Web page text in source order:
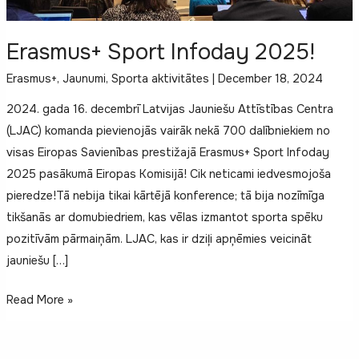
Erasmus+ Sport Infoday 2025!
Erasmus+, Jaunumi, Sporta aktivitātes | December 18, 2024
2024. gada 16. decembrī Latvijas Jauniešu Attīstības Centra
(LJAC) komanda pievienojās vairāk nekā 700 dalībniekiem no
visas Eiropas Savienības prestižajā Erasmus+ Sport Infoday
2025 pasākumā Eiropas Komisijā! Cik neticami iedvesmojoša
pieredze!Tā nebija tikai kārtējā konference; tā bija nozīmīga
tikšanās ar domubiedriem, kas vēlas izmantot sporta spēku
pozitīvām pārmaiņām. LJAC, kas ir dziļi apņēmies veicināt
jauniešu […]
Erasmus+
Read More »